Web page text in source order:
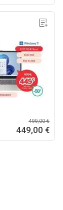
499,00 €
449,00 €